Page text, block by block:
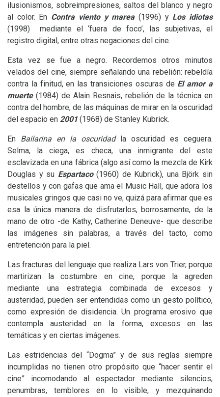
ilusionismos, sobreimpresiones, saltos del blanco y negro
al color. En Contra viento y marea(1996) y Los idiotas
(1998) mediante el ‘fuera de foco’, las subjetivas, el
registro digital, entre otras negaciones del cine.
Esta vez se fue a negro. Recordemos otros minutos
velados del cine, siempre señalando una rebelión: rebeldía
contra la finitud, en las transiciones oscuras de El amor a
muerte(1984) de Alain Resnais, rebelión de la técnica en
contra del hombre, de las máquinas de mirar en la oscuridad
del espacio en 2001 (1968) de Stanley Kubrick.
En Bailarina en la oscuridadla oscuridad es ceguera.
Selma, la ciega, es checa, una inmigrante del este
esclavizada en una fábrica (algo así como la mezcla de Kirk
Douglas y su Espartaco(1960) de Kubrick), una Björk sin
destellos y con gafas que ama el Music Hall, que adora los
musicales gringos que casi no ve, quizá para afirmar que es
esa la única manera de disfrutarlos, borrosamente, de la
mano de otro -de Kathy, Catherine Deneuve- que describe
las imágenes sin palabras, a través del tacto, como
entretención para la piel.
Las fracturas del lenguaje que realiza Lars von Trier, porque
martirizan la costumbre en cine, porque la agreden
mediante una estrategia combinada de excesos y
austeridad, pueden ser entendidas como un gesto político,
como expresión de disidencia. Un programa erosivo que
contempla austeridad en la forma, excesos en las
temáticas y en ciertas imágenes.
Las estridencias del “Dogma” y de sus reglas siempre
incumplidas no tienen otro propósito que “hacer sentir el
cine” incomodando al espectador mediante silencios,
penumbras, temblores en lo visible, y mezquinando